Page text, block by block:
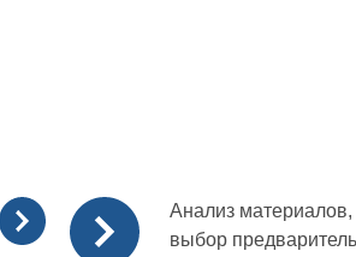
Анализ материалов,
выбор